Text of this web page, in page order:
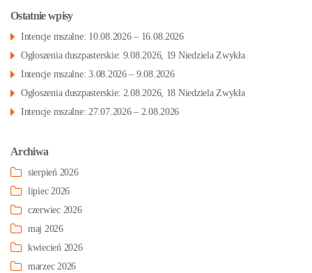
Ostatnie wpisy
Intencje mszalne: 10.08.2026 – 16.08.2026
Ogłoszenia duszpasterskie: 9.08.2026, 19 Niedziela Zwykła
Intencje mszalne: 3.08.2026 – 9.08.2026
Ogłoszenia duszpasterskie: 2.08.2026, 18 Niedziela Zwykła
Intencje mszalne: 27.07.2026 – 2.08.2026
Archiwa
sierpień 2026
lipiec 2026
czerwiec 2026
maj 2026
kwiecień 2026
marzec 2026